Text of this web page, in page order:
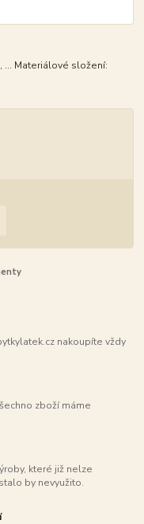
... Materiálové složení:
nakoupíte vždy
zboží máme
které již nelze
by nevyužito.